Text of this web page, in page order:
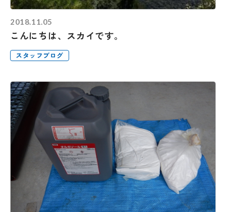
2018.11.05
こんにちは、スカイです。
スタッフブログ